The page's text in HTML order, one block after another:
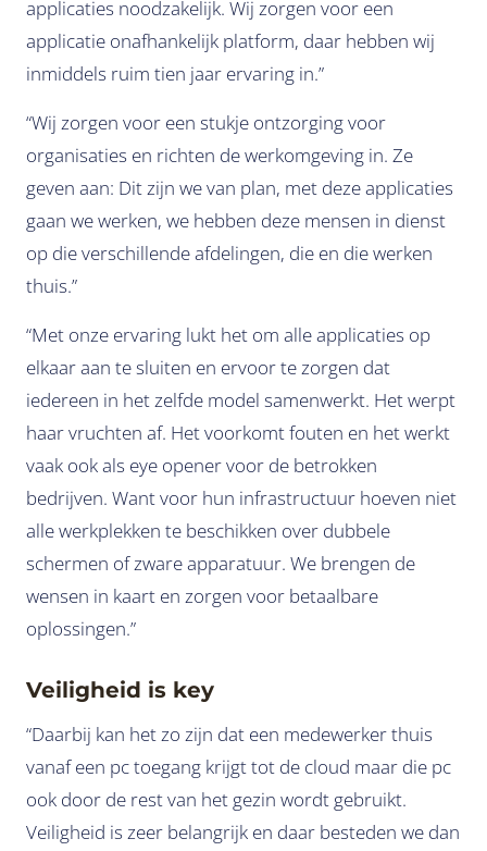
applicaties noodzakelijk. Wij zorgen voor een
applicatie onafhankelijk platform, daar hebben wij
inmiddels ruim tien jaar ervaring in.”
“Wij zorgen voor een stukje ontzorging voor
organisaties en richten de werkomgeving in. Ze
geven aan: Dit zijn we van plan, met deze applicaties
gaan we werken, we hebben deze mensen in dienst
op die verschillende afdelingen, die en die werken
thuis.”
“Met onze ervaring lukt het om alle applicaties op
elkaar aan te sluiten en ervoor te zorgen dat
iedereen in het zelfde model samenwerkt. Het werpt
haar vruchten af. Het voorkomt fouten en het werkt
vaak ook als eye opener voor de betrokken
bedrijven. Want voor hun infrastructuur hoeven niet
alle werkplekken te beschikken over dubbele
schermen of zware apparatuur. We brengen de
wensen in kaart en zorgen voor betaalbare
oplossingen.”
Veiligheid is key
“Daarbij kan het zo zijn dat een medewerker thuis
vanaf een pc toegang krijgt tot de cloud maar die pc
ook door de rest van het gezin wordt gebruikt.
Veiligheid is zeer belangrijk en daar besteden we dan